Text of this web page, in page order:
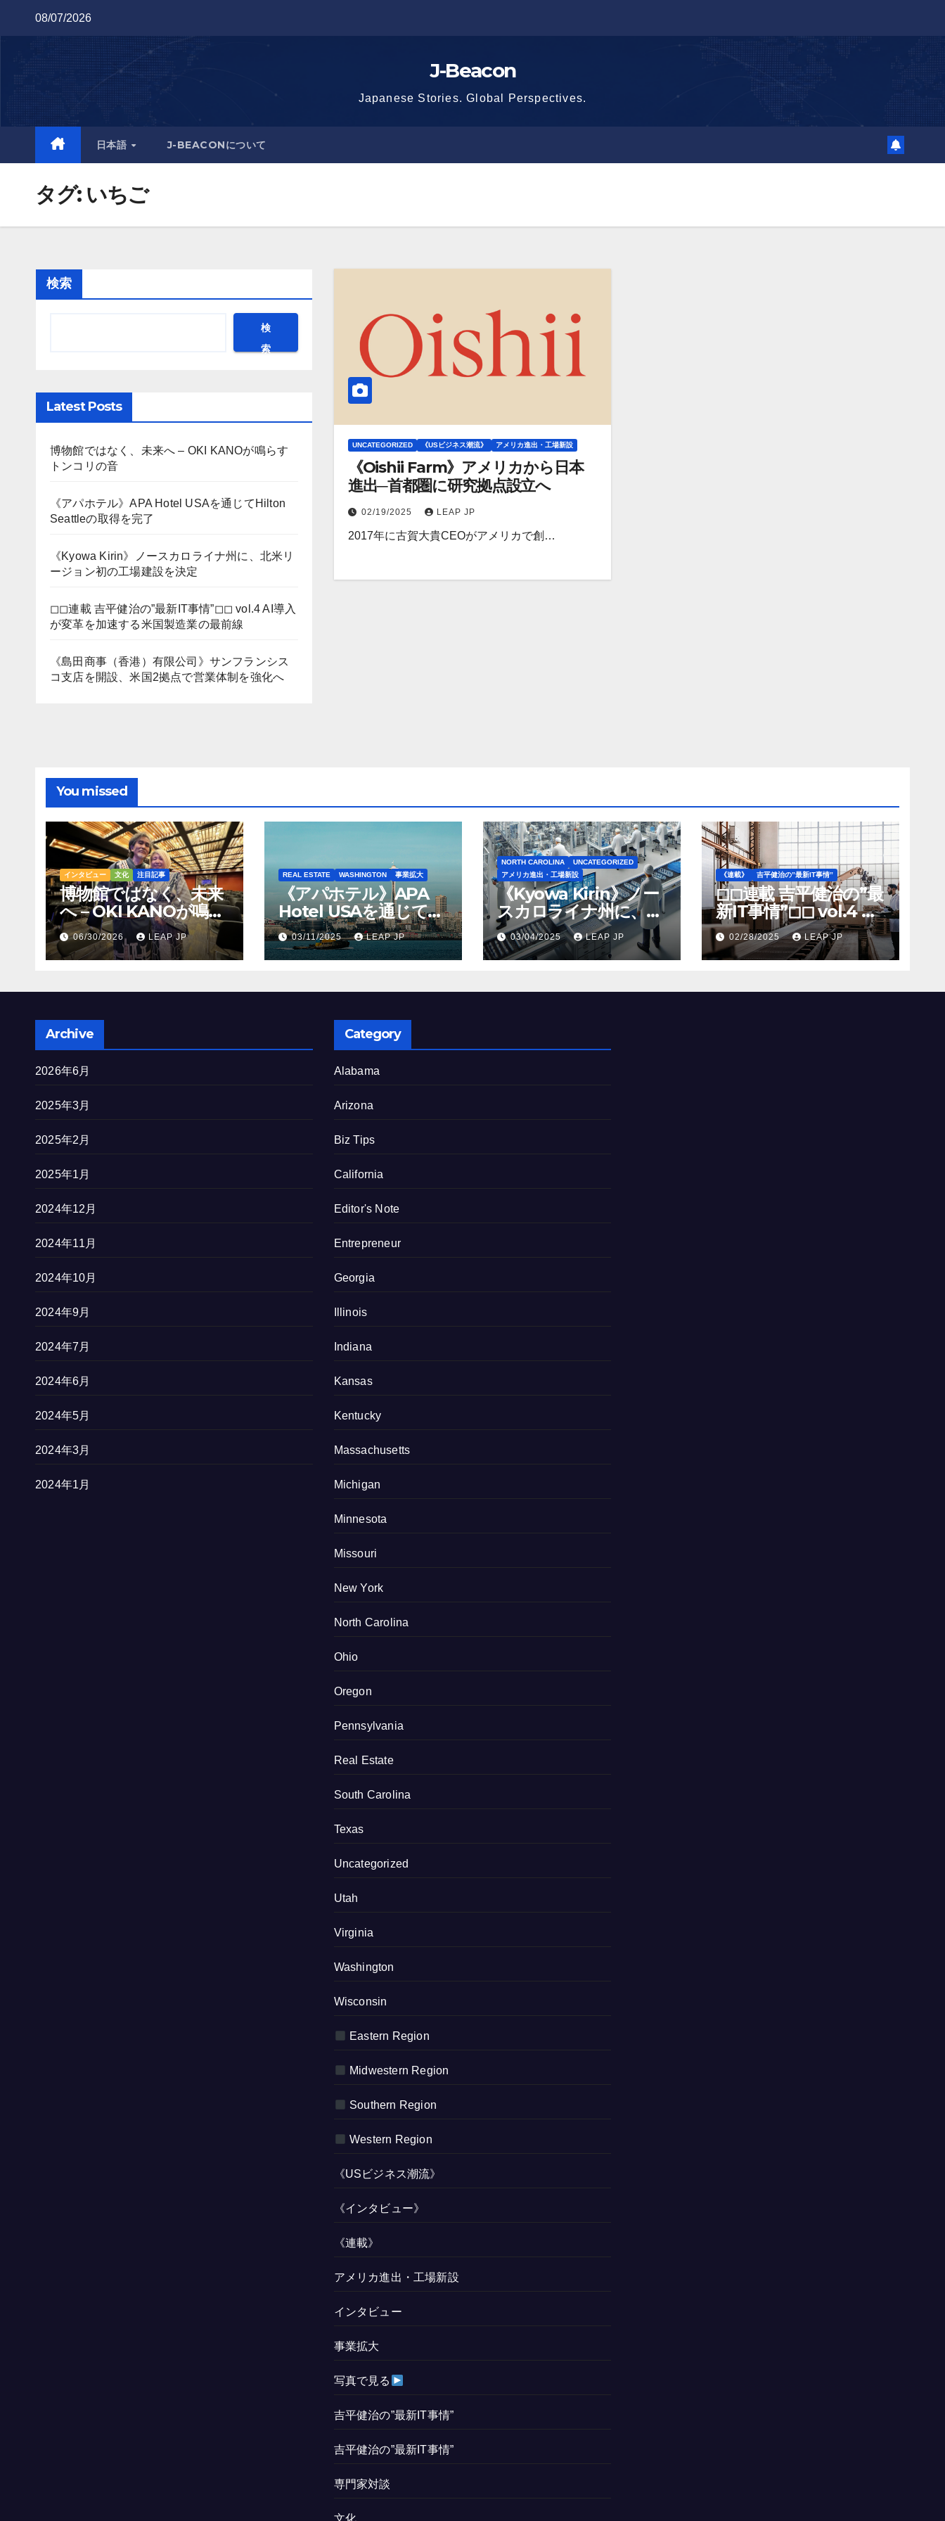
08/07/2026
J-Beacon
Japanese Stories. Global Perspectives.
日本語 J-BEACONについて
タグ: いちご
検索
検
索
Latest Posts
博物館ではなく、未来へ – OKI KANOが鳴らす
トンコリの音
《アパホテル》APA Hotel USAを通じてHilton
Seattleの取得を完了
《Kyowa Kirin》ノースカロライナ州に、北米リ
ージョン初の工場建設を決定
◻︎◻︎連載 吉平健治の”最新IT事情”◻︎◻︎ vol.4 AI導入
が変革を加速する米国製造業の最前線
《島田商事（香港）有限公司》サンフランシス
コ支店を開設、米国2拠点で営業体制を強化へ
UNCATEGORIZED 《USビジネス潮流》 アメリカ進出・工場新設
《Oishii Farm》アメリカから日本
進出─首都圏に研究拠点設立へ
02/19/2025 LEAP JP
2017年に古賀大貴CEOがアメリカで創…
You missed
インタビュー 文化 注目記事
博物館ではなく、未来
へ – OKI KANOが鳴ら
すトンコリの音
06/30/2026 LEAP JP
REAL ESTATE WASHINGTON 事業拡大
《アパホテル》APA
Hotel USAを通じて
Hilton Seattleの取得
を完了
03/11/2025 LEAP JP
NORTH CAROLINA
UNCATEGORIZED
アメリカ進出・工場新設
《Kyowa Kirin》ノー
スカロライナ州に、北
米リージョン初の工場
建設を決定
03/04/2025 LEAP JP
《連載》 吉平健治の”最新IT事情”
◻︎◻︎連載 吉平健治の”最
新IT事情”◻︎◻︎ vol.4 AI
導入が変革を加速する
米国製造業の最前線
02/28/2025 LEAP JP
Archive
2026年6月
2025年3月
2025年2月
2025年1月
2024年12月
2024年11月
2024年10月
2024年9月
2024年7月
2024年6月
2024年5月
2024年3月
2024年1月
Category
Alabama
Arizona
Biz Tips
California
Editor's Note
Entrepreneur
Georgia
Illinois
Indiana
Kansas
Kentucky
Massachusetts
Michigan
Minnesota
Missouri
New York
North Carolina
Ohio
Oregon
Pennsylvania
Real Estate
South Carolina
Texas
Uncategorized
Utah
Virginia
Washington
Wisconsin
Eastern Region
Midwestern Region
Southern Region
Western Region
《USビジネス潮流》
《インタビュー》
《連載》
アメリカ進出・工場新設
インタビュー
事業拡大
写真で見る
吉平健治の”最新IT事情”
吉平健治の”最新IT事情”
専門家対談
文化